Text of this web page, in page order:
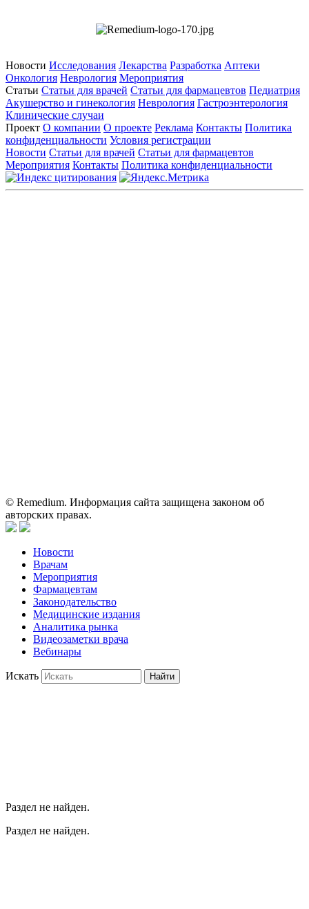
Новости Исследования Лекарства Разработка Аптеки
Онкология Неврология Мероприятия
Статьи Статьи для врачей Статьи для фармацевтов Педиатрия
Акушерство и гинекология Неврология Гастроэнтерология
Клинические случаи
Проект О компании О проекте Реклама Контакты Политика
конфиденциальности Условия регистрации
Новости Статьи для врачей Статьи для фармацевтов
Мероприятия Контакты Политика конфиденциальности
© Remedium. Информация сайта защищена законом об
авторских правах.
Новости
Врачам
Мероприятия
Фармацевтам
Законодательство
Медицинские издания
Аналитика рынка
Видеозаметки врача
Вебинары
Искать Найти
Раздел не найден.
Раздел не найден.